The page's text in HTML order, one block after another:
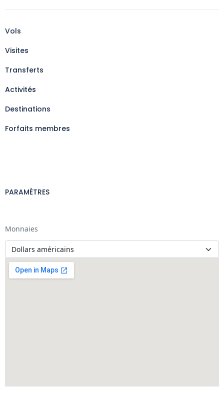
Vols
Visites
Transferts
Activités
Destinations
Forfaits membres
PARAMÈTRES
Monnaies